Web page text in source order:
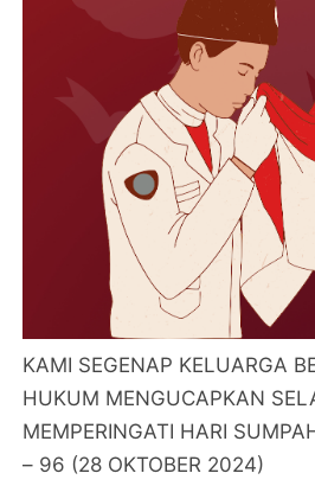
KAMI SEGENAP KELUARGA
HUKUM MENGUCAPKAN
MEMPERINGATI HARI
– 96 (28 OKTOBER 2024)